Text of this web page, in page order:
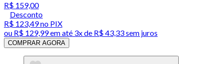
R$ 159,00
Desconto
R$ 123,49no PIX
ou R$ 129,99em até 3x de R$ 43,33 sem juros
COMPRAR AGORA